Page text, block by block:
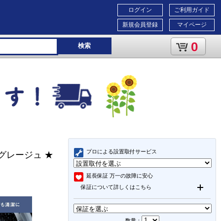
ご利用ガイド
マイページ
ログイン
新規会員登録
検索 0
プロによる設置取付サービス
延長保証 万一の故障に安心
保証について詳しくはこちら
レージュ ★